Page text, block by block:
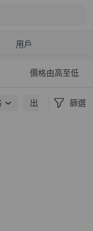
用戶
價格由高至低
出貨地點 篩選